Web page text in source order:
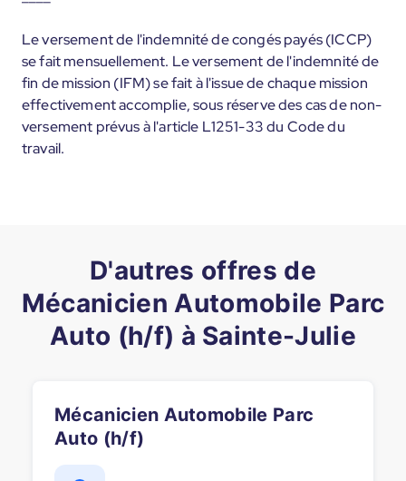
Le versement de l'indemnité de congés payés (ICCP)
se fait mensuellement. Le versement de l'indemnité de
fin de mission (IFM) se fait à l'issue de chaque mission
effectivement accomplie, sous réserve des cas de non-
versement prévus à l'article L1251-33 du Code du
travail.
D'autres offres de
Mécanicien Automobile Parc
Auto (h/f) à Sainte-Julie
Mécanicien Automobile Parc
Auto (h/f)